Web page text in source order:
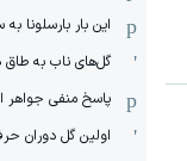
این بار بارسلونا
گل‌های ناب به طاق
پاسخ منفی جواهر
اولین گل دوران